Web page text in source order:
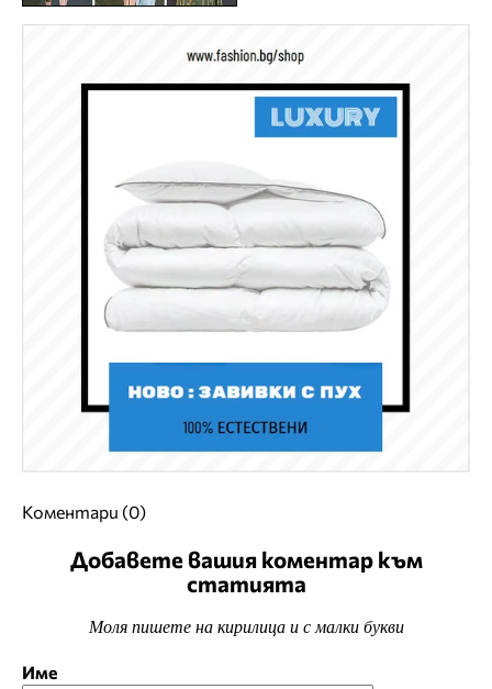
Коментари (0)
Добавете вашия коментар към
статията
Моля пишете на кирилица и с малки букви
Име